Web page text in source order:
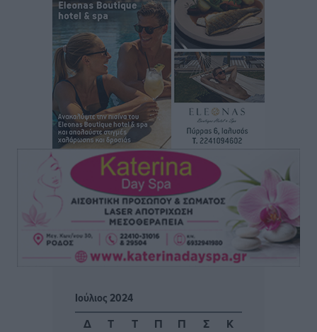
34.000 αναχωρούν σήμερα μόνο από τον Πειραιά
Μόνιμες θέσεις στους παιδικούς σταθμούς: Οι
προϋποθέσεις, η 24μηνη εμπειρία και οι προθεσμίες
για τους δήμους
Τοπικές Ειδήσεις• πριν 6 ώρες
Δεύτερη πηγή εισοδήματος για τους επαγγελματίες
ψαράδες ο αλιευτικός τουρισμός
Ειδήσεις πριν 6 ώρες
Μαρία Εκμεκτσίογλου: Η πίστη μου είναι το
μεγαλύτερο στήριγμα μου – Το προσκύνημα στην ιερά
Μονή Πανορμίτη
Ιούλιος 2024
Δ
Τ Τ Π Π Σ Κ